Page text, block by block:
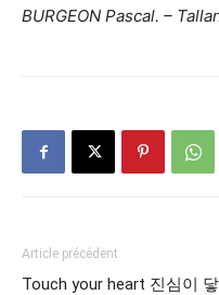
BURGEON Pascal. –
Article précédent
Touch your heart 진심이